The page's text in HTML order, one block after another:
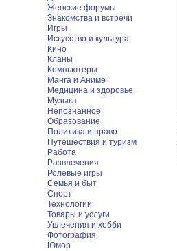
Женские форумы
Знакомства и встречи
Игры
Искусство и культура
Кино
Кланы
Компьютеры
Манга и Аниме
Медицина и здоровье
Музыка
Непознанное
Образование
Политика и право
Путешествия и туризм
Работа
Развлечения
Ролевые игры
Семья и быт
Спорт
Технологии
Товары и услуги
Увлечения и хобби
Фотография
Юмор